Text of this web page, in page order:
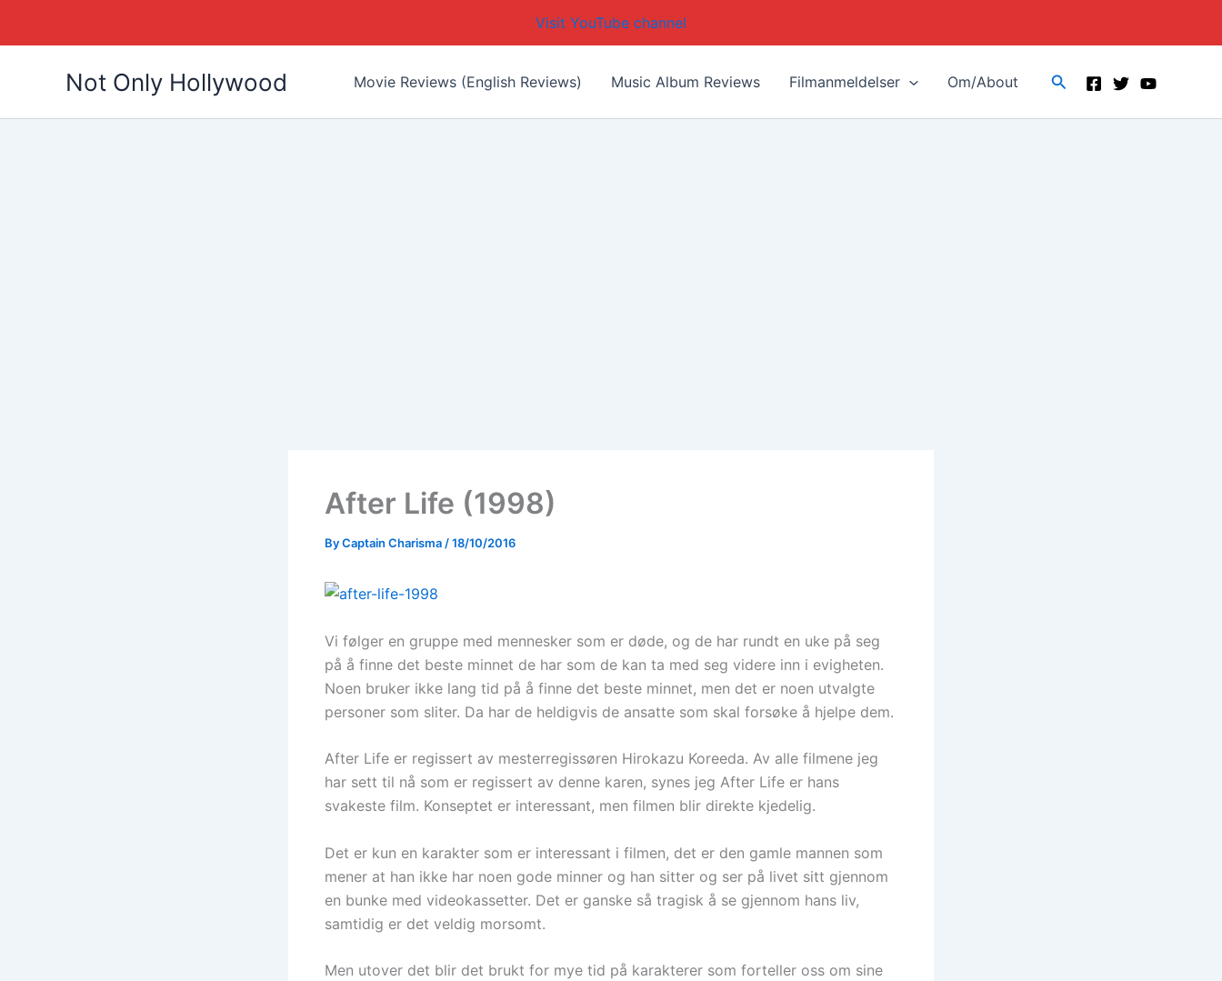
Visit YouTube channel
Not Only Hollywood Movie Reviews (English Reviews) Music Album Reviews Filmanmeldelser Om/About Search
After Life (1998)
ByCaptain Charisma/18/10/2016
Vi følger en gruppe med mennesker som er døde, og de har rundt en uke på seg
på å finne det beste minnet de har som de kan ta med seg videre inn i evigheten.
Noen bruker ikke lang tid på å finne det beste minnet, men det er noen utvalgte
personer som sliter. Da har de heldigvis de ansatte som skal forsøke å hjelpe dem.
After Life er regissert av mesterregissøren Hirokazu Koreeda. Av alle filmene jeg
har sett til nå som er regissert av denne karen, synes jeg After Life er hans
svakeste film. Konseptet er interessant, men filmen blir direkte kjedelig.
Det er kun en karakter som er interessant i filmen, det er den gamle mannen som
mener at han ikke har noen gode minner og han sitter og ser på livet sitt gjennom
en bunke med videokassetter. Det er ganske så tragisk å se gjennom hans liv,
samtidig er det veldig morsomt.
Men utover det blir det brukt for mye tid på karakterer som forteller oss om sine